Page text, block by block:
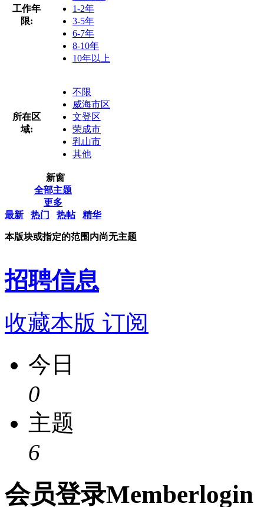
工作年
限:
1-2年
3-5年
6-7年
8-10年
10年以上
所在区
域:
不限
威海市区
文登区
荣成市
乳山市
其他
新窗
全部主题
更多
最新
热门 热帖 精华
本版块或指定的范围内尚无主题
招聘信息
收藏本版 订阅
今日
0
主题
6
会员登录Memberlogin